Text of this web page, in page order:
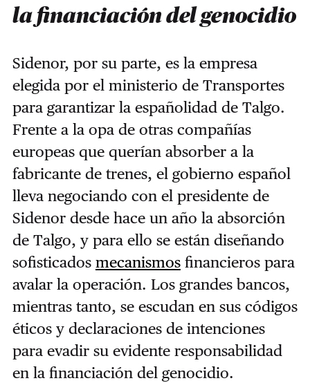
la financiación del genocidio
Sidenor, por su parte, es la empresa
elegida por el ministerio de Transportes
para garantizar la españolidad de Talgo.
Frente a la opa de otras compañías
europeas que querían absorber a la
fabricante de trenes, el gobierno español
lleva negociando con el presidente de
Sidenor desde hace un año la absorción
de Talgo, y para ello se están diseñando
sofisticados mecanismosfinancieros para
avalar la operación. Los grandes bancos,
mientras tanto, se escudan en sus códigos
éticos y declaraciones de intenciones
para evadir su evidente responsabilidad
en la financiación del genocidio.